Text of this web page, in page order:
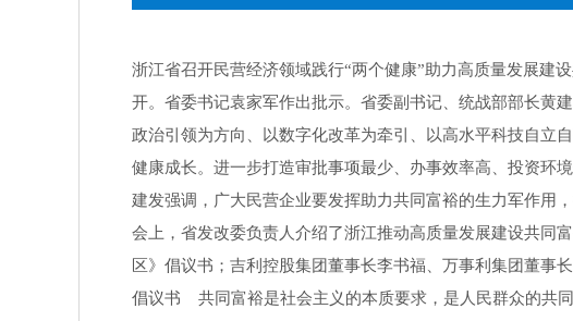
浙江省召开民营经济领域践行“两个健康”助力高质量发展建
开。省委书记袁家军作出批示。省委副书记、统战部部长
政治引领为方向、以数字化改革为牵引、以高水平科技自立
健康成长。进一步打造审批事项最少、办事效率高、投资环
建发强调，广大民营企业要发挥助力共同富裕的生力军作用
会上，省发改委负责人介绍了浙江推动高质量发展建设共同
区》倡议书；吉利控股集团董事长李书福、万事利集团董
倡议书 共同富裕是社会主义的本质要求，是人民群众的共